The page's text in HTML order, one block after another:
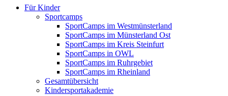
Für Kinder
Sportcamps
SportCamps im Westmünsterland
SportCamps im Münsterland Ost
SportCamps im Kreis Steinfurt
SportCamps in OWL
SportCamps im Ruhrgebiet
SportCamps im Rheinland
Gesamtübersicht
Kindersportakademie